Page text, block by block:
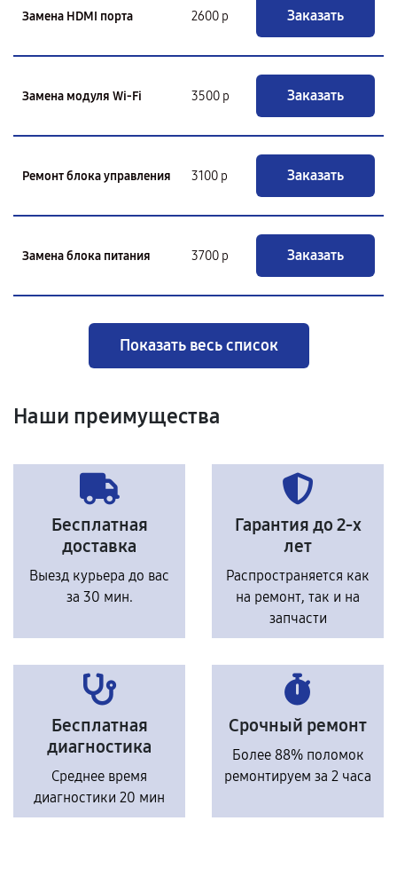
Замена HDMI порта 2600 р Заказать
Замена модуля Wi-Fi 3500 р Заказать
Ремонт блока управления 3100 р Заказать
Замена блока питания 3700 р Заказать
Показать весь список
Наши преимущества
Бесплатная
доставка
Выезд курьера до вас
за 30 мин.
Гарантия до 2-х
лет
Распространяется как
на ремонт, так и на
запчасти
Бесплатная
диагностика
Среднее время
диагностики 20 мин
Срочный ремонт
Более 88% поломок
ремонтируем за 2 часа